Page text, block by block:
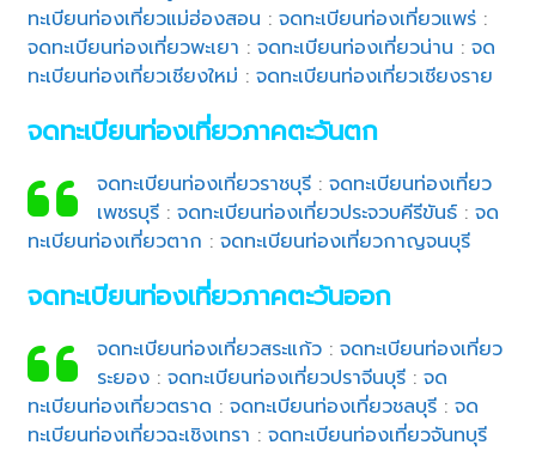
ทะเบียนท่องเที่ยวแม่ฮ่องสอน :จดทะเบียนท่องเที่ยวแพร่ :
จดทะเบียนท่องเที่ยวพะเยา :จดทะเบียนท่องเที่ยวน่าน :จด
ทะเบียนท่องเที่ยวเชียงใหม่ :จดทะเบียนท่องเที่ยวเชียงราย
จดทะเบียนท่องเที่ยวภาคตะวันตก
จดทะเบียนท่องเที่ยวราชบุรี: จดทะเบียนท่องเที่ยว
เพชรบุรี: จดทะเบียนท่องเที่ยวประจวบคีรีขันธ์: จด
ทะเบียนท่องเที่ยวตาก :จดทะเบียนท่องเที่ยวกาญจนบุรี
จดทะเบียนท่องเที่ยวภาคตะวันออก
จดทะเบียนท่องเที่ยวสระแก้ว: จดทะเบียนท่องเที่ยว
ระยอง: จดทะเบียนท่องเที่ยวปราจีนบุรี: จด
ทะเบียนท่องเที่ยวตราด :จดทะเบียนท่องเที่ยวชลบุรี :จด
ทะเบียนท่องเที่ยวฉะเชิงเทรา :จดทะเบียนท่องเที่ยวจันทบุรี